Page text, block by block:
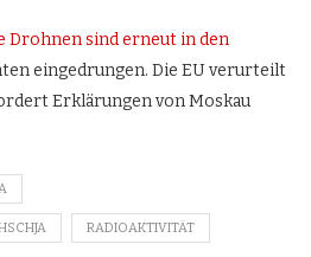
Drohnen sind erneut in den
eingedrungen. Die EU verurteilt
Erklärungen von Moskau
RADIOAKTIVITÄT